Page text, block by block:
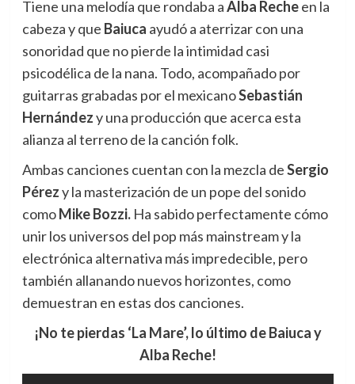
Tiene una melodía que rondaba aAlba Recheen la
cabeza y que Baiuca ayudó a aterrizar con una
sonoridad que no pierde la intimidad casi
psicodélica de la nana. Todo, acompañado por
guitarras grabadas por el mexicanoSebastián
Hernándezy una producción que acerca esta
alianza al terreno de la canción folk.
Ambas canciones cuentan con la mezcla deSergio
Pérezy la masterización de un pope del sonido
comoMike Bozzi.Ha sabido perfectamente cómo
unir los universos del pop más mainstream y la
electrónica alternativa más impredecible, pero
también allanando nuevos horizontes, como
demuestran en estas dos canciones.
¡No te pierdas ‘La Mare’, lo último de Baiuca y
Alba Reche!